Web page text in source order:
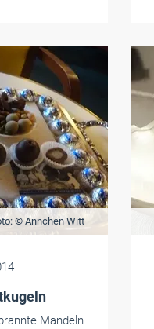
© Annchen Witt
Mandeln